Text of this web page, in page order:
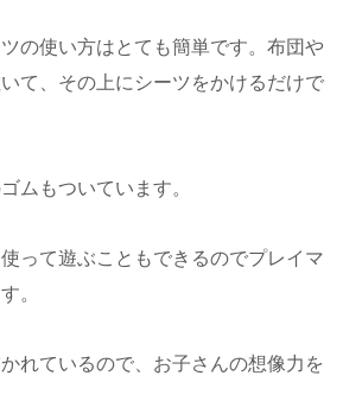
の使い方はとても簡単です。布団や
て、その上にシーツをかけるだけで
ムもついています。
って遊ぶこともできるのでプレイマ
。
れているので、お子さんの想像力を